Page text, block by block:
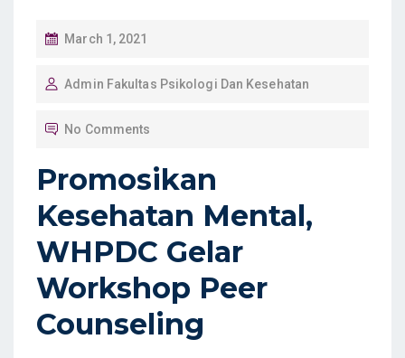
P
S
O
N
March 1, 2021
Admin Fakultas Psikologi Dan Kesehatan
No Comments
Promosikan
Kesehatan Mental,
WHPDC Gelar
Workshop Peer
Counseling